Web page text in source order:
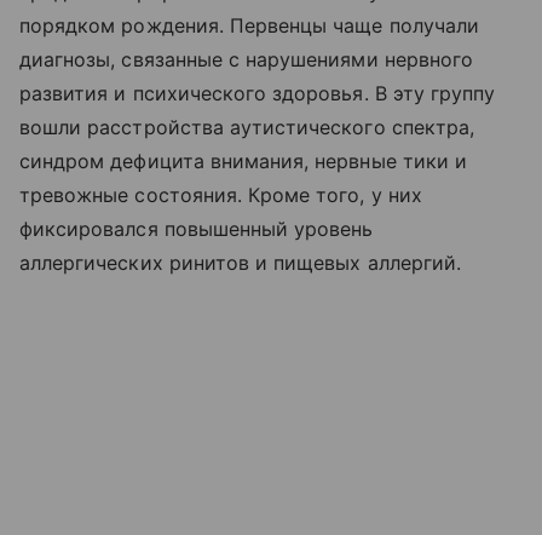
порядком рождения. Первенцы чаще получали
диагнозы, связанные с нарушениями нервного
развития и психического здоровья. В эту группу
вошли расстройства аутистического спектра,
синдром дефицита внимания, нервные тики и
тревожные состояния. Кроме того, у них
фиксировался повышенный уровень
аллергических ринитов и пищевых аллергий.